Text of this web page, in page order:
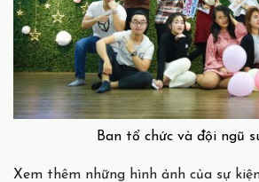
Ban tổ chức và đội ngũ
Xem thêm những hình ảnh của sự